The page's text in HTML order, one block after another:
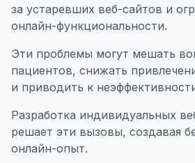
за устаревших веб-сайтов и
онлайн-функциональности.
Эти проблемы могут мешать
пациентов, снижать
и приводить к
Разработка индивидуальных
решает эти вызовы, создавая
онлайн-опыт.